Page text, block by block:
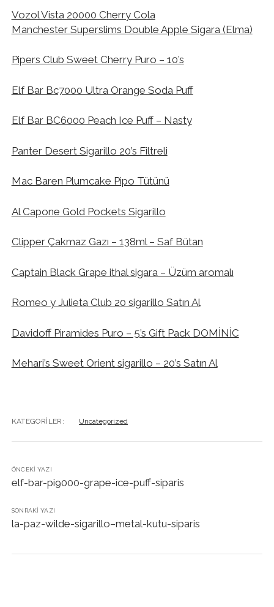
Vozol Vista 20000 Cherry Cola
Manchester Superslims Double Apple Sigara (Elma)
Pipers Club Sweet Cherry Puro – 10’s
Elf Bar Bc7000 Ultra Orange Soda Puff
Elf Bar BC6000 Peach Ice Puff – Nasty
Panter Desert Sigarillo 20’s Filtreli
Mac Baren Plumcake Pipo Tütünü
Al Capone Gold Pockets Sigarillo
Clipper Çakmaz Gazı – 138ml – Saf Bütan
Captain Black Grape ithal sigara – Üzüm aromalı
Romeo y Julieta Club 20 sigarillo Satın Al
Davidoff Piramides Puro – 5’s Gift Pack DOMİNİC
Mehari’s Sweet Orient sigarillo – 20’s Satın Al
KATEGORILER: Uncategorized
ÖNCEKI YAZI
elf-bar-pi9000-grape-ice-puff-siparis
SONRAKI YAZI
la-paz-wilde-sigarillo–metal-kutu-siparis